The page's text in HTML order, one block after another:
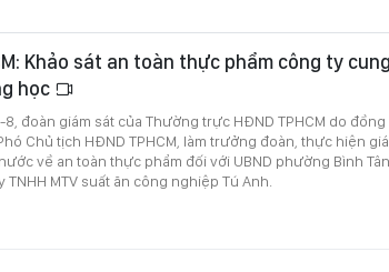
Khảo sát an toàn thực phẩm công ty
học
8, đoàn giám sát của Thường trực HĐND TPHCM do
Chủ tịch HĐND TPHCM, làm trưởng đoàn, thực hiện
về an toàn thực phẩm đối với UBND phường Bình
TNHH MTV suất ăn công nghiệp Tú Anh.